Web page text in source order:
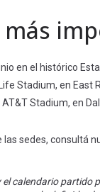
en el histórico
Stadium, en East
AT&T Stadium, en
las sedes, consultá
calendario partido